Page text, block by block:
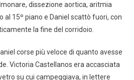
dissezione aortica, aritmia
al 15º piano e Daniel scattò fuori, con
la fine del corridoio.
corse più veloce di quanto avesse
Victoria Castellanos era accasciata
su cui campeggiava, in lettere